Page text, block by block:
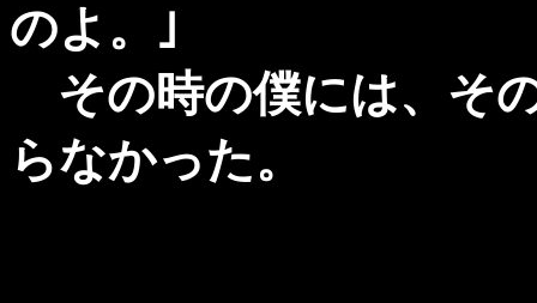
のよ。｣
その時の僕には、そ
らなかった。